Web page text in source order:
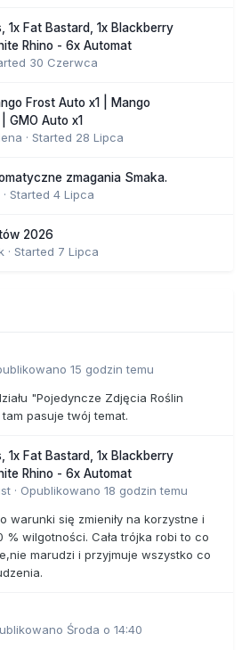
1x Fat Bastard, 1x Blackberry
Rhino - 6x Automat
30 Czerwca
Frost Auto x1 | Mango
GMO Auto x1
· Started 28 Lipca
zmagania Smaka.
· Started 4 Lipca
2026
· Started 7 Lipca
15 godzin temu
"Pojedyncze Zdjęcia Roślin
pasuje twój temat.
1x Fat Bastard, 1x Blackberry
Rhino - 6x Automat
· Opublikowano 18 godzin temu
warunki się zmieniły na korzystne i
% wilgotności. Cała trójka robi to co
marudzi i przyjmuje wszystko co
Środa o 14:40